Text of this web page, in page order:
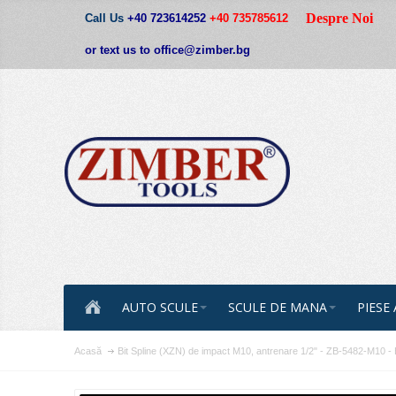
Call Us +40 723614252 +40 735785612
or text us to office@zimber.bg
Despre Noi
AUTO SCULE SCULE DE MANA
Acasă Bit Spline (XZN) de impact M10, antrenare 1/2" - ZB-5482-M10 -